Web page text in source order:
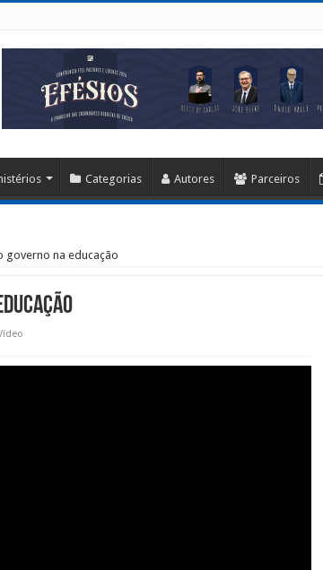
Categorias Autores Parceiros
governo na educação